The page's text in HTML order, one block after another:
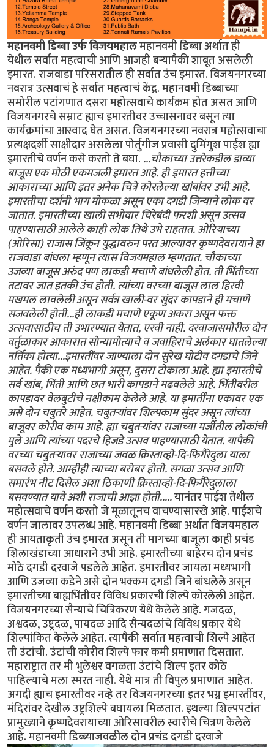
महानवमी डिब्बा उर्फ विजयमहालमहानवमी डिब्बा अर्थात ही
येथील सर्वात महत्वाची आणि आजही बर्‍यापैकी शाबूत असलेली
इमारत. राजवाडा परिसरातील ही सर्वात उंच इमारत. विजयनगरच्या
नवरात्र उत्सवाचं हे सर्वात महत्वाचं केंद्र. महानवमी डिब्बाच्या
समोरील पटांगणात दसरा महोत्सवाचे कार्यक्रम होत असत आणि
विजयनगरचे सम्राट ह्याच इमारतीवर उच्चासनावर बसून त्या
कार्यक्रमांचा आस्वाद घेत असत. विजयनगरच्या नवरात्र महोत्सवाचा
प्रत्यक्षदर्शी साक्षीदार असलेला पोर्तुगीज प्रवासी दुमिंगुश पाईश ह्या
इमारतीचे वर्णन कसे करतो ते बघा....चौकाच्या उत्तरेकडील डाव्या
बाजूस एक मोठी एकमजली इमारत आहे. ही इमारत हत्तीच्या
आकाराच्या आणि इतर अनेक चित्रे कोरलेल्या खांबांवर उभी आहे.
इमारतीचा दर्शनी भाग मोकळा असून एका दगडी जिन्याने लोक वर
जातात. इमारतीच्या खाली सभोवार चिरेबंदी फरशी असून उत्सव
पाहण्यासाठी आलेले काही लोक तिथे उभे राहतात. ओरियाच्या
(ओरिसा) राजास जिंकून युद्धावरुन परत आल्यावर कृष्णदेवरायाने हा
राजवाडा बांधला म्हणून त्यास विजयमहाल म्हणतात. चौकाच्या
उजव्या बाजूस अरुंद पण लाकडी मचाणे बांधलेली होत. ती भिंतीच्या
तटावर जात इतकी उंच होती. त्यांच्या वरच्या बाजूस लाल हिरवी
मखमल लावलेली असून सर्वत्र खाली-वर सुंदर कापडाने ही मचाणे
सजवलेली होती...ही लाकडी मचाणे एकूण अकरा असून फक्त
उत्सवासाठीच ती उभारण्यात येतात, एरवी नाही. दरवाजासमोरील दोन
वर्तुळाकार आकारात सोन्यामोत्याचे व जवाहिराचे अलंकार घातलेल्या
नर्तिका होत्या...इमारतींवर जाण्याला दोन सुरेख घोटीव दगडाचे जिने
आहेत. पैकी एक मध्यभागी असून, दुसरा टोकाला आहे. ह्या इमारतीचे
सर्व खांब, भिंती आणि छत भारी कापडाने मढवलेले आहे. भिंतीवरील
कापडावर वेलबुटीचे नक्षीकाम केलेले आहे. या इमार्तींना एकावर एक
असे दोन चबुतरे आहेत. चबुतर्‍यांवर शिल्पकाम सुंदर असून त्यांच्या
बाजूवर कोरीव काम आहे. ह्या चबुतर्‍यांवर राजाच्या मर्जीतील लोकांची
मुले आणि त्यांच्या पदरचे हिजडे उत्सव पाहण्यासाठी येतात. यापैकी
वरच्या चबुतर्‍यावर राजाच्या जवळ क्रिस्ताव्हो-दि-फिगैरेदुला याला
बसवले होते. आम्हीही त्याच्या बरोबर होतो. सगळा उत्सव आणि
समारंभ नीट दिसेल अशा ठिकाणी क्रिस्ताव्हो-दि-फिगैरेदुलाला
बसवण्यात यावे अशी राजाची आज्ञा होती.....यानंतर पाईश तेथील
महोत्सवाचे वर्णन करतो जे मूळातूनच वाचण्यासारखे आहे. पाईशचे
वर्णन जालावर उपलब्ध आहे. महानवमी डिब्बा अर्थात विजयमहाल
ही आयताकृती उंच इमारत असून ती मागच्या बाजूला काही प्रचंड
शिलाखंडाच्या आधाराने उभी आहे. इमारतीच्या बाहेरच दोन प्रचंड
मोठे दगडी दरवाजे पडलेले आहेत. इमारतीवर जायला मध्यभागी
आणि उजव्या कडेने असे दोन भक्कम दगडी जिने बांधलेले असून
इमारतीच्या बाह्यभिंतीवर विविध प्रकारची शिल्पे कोरलेली आहेत.
विजयनगरच्या सैन्याचे चित्रिकरण येथे केलेले आहे. गजदळ,
अश्वदळ, उष्ट्रदळ, पायदळ आदि सैन्यदळांचे विविध प्रकार येथे
शिल्पांकित केलेले आहेत. त्यापैकी सर्वात महत्वाची शिल्पे आहेत
ती उंटांची. उंटांची कोरीव शिल्पे फार कमी प्रमाणात दिसतात.
महाराष्ट्रात तर मी भुलेश्वर वगळता उंटांचे शिल्प इतर कोठे
पाहिल्याचे मला स्मरत नाही. येथे मात्र ती विपुल प्रमाणात आहेत.
अगदी ह्याच इमारतीवर नव्हे तर विजयनगरच्या इतर भग्न इमारतींवर,
मंदिरांवर देखील उष्ट्रशिल्पे बघायला मिळतात. इथल्या शिल्पपटांत
प्रामुख्याने कृष्णदेवरायाच्या ओरिसावरील स्वारीचे चित्रण केलेले
आहे. महानवमी डिब्ब्याजवळील दोन प्रचंड दगडी दरवाजे